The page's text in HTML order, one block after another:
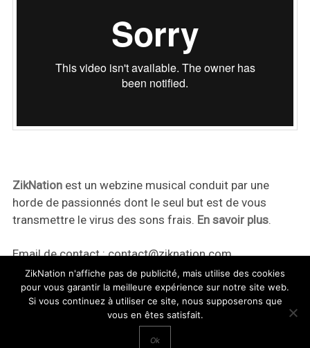
ZikNationest un webzine musical conduit par une
horde de passionnés dont le seul but est de vous
transmettre le virus des sons frais. En savoir plus.
Email de contact :contact@ziknation.com
ZikNation n'affiche pas de publicité, mais utilise des cookies
pour vous garantir la meilleure expérience sur notre site web.
Si vous continuez à utiliser ce site, nous supposerons que
vous en êtes satisfait.
Ok